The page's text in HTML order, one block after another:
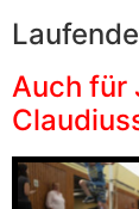
Auch für